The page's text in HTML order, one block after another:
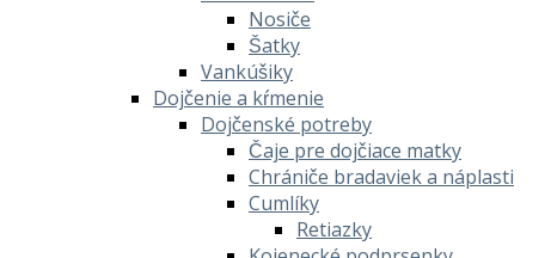
Nosiče
Šatky
Vankúšiky
Dojčenie a kŕmenie
Dojčenské potreby
Čaje pre dojčiace matky
Chrániče bradaviek a náplasti
Cumlíky
Retiazky